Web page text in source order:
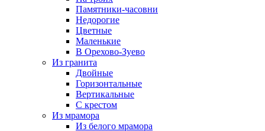
Памятники-часовни
Недорогие
Цветные
Маленькие
В Орехово-Зуево
Из гранита
Двойные
Горизонтальные
Вертикальные
С крестом
Из мрамора
Из белого мрамора